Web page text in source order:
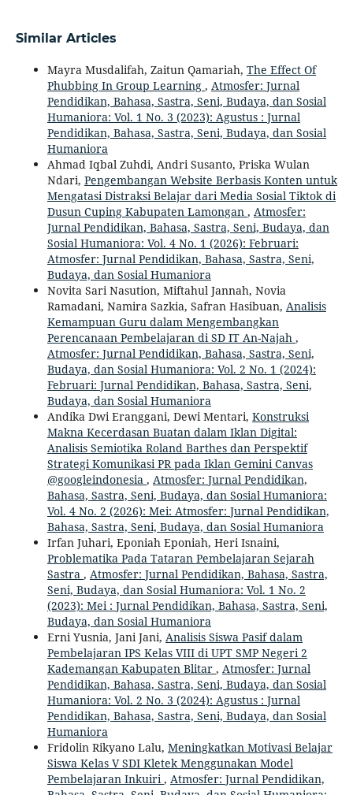
Similar Articles
Mayra Musdalifah, Zaitun Qamariah, The Effect Of
Phubbing In Group Learning , Atmosfer: Jurnal
Pendidikan, Bahasa, Sastra, Seni, Budaya, dan Sosial
Humaniora: Vol. 1 No. 3 (2023): Agustus : Jurnal
Pendidikan, Bahasa, Sastra, Seni, Budaya, dan Sosial
Humaniora
Ahmad Iqbal Zuhdi, Andri Susanto, Priska Wulan
Ndari, Pengembangan Website Berbasis Konten untuk
Mengatasi Distraksi Belajar dari Media Sosial Tiktok di
Dusun Cuping Kabupaten Lamongan , Atmosfer:
Jurnal Pendidikan, Bahasa, Sastra, Seni, Budaya, dan
Sosial Humaniora: Vol. 4 No. 1 (2026): Februari:
Atmosfer: Jurnal Pendidikan, Bahasa, Sastra, Seni,
Budaya, dan Sosial Humaniora
Novita Sari Nasution, Miftahul Jannah, Novia
Ramadani, Namira Sazkia, Safran Hasibuan, Analisis
Kemampuan Guru dalam Mengembangkan
Perencanaan Pembelajaran di SD IT An-Najah ,
Atmosfer: Jurnal Pendidikan, Bahasa, Sastra, Seni,
Budaya, dan Sosial Humaniora: Vol. 2 No. 1 (2024):
Februari: Jurnal Pendidikan, Bahasa, Sastra, Seni,
Budaya, dan Sosial Humaniora
Andika Dwi Eranggani, Dewi Mentari, Konstruksi
Makna Kecerdasan Buatan dalam Iklan Digital:
Analisis Semiotika Roland Barthes dan Perspektif
Strategi Komunikasi PR pada Iklan Gemini Canvas
@googleindonesia , Atmosfer: Jurnal Pendidikan,
Bahasa, Sastra, Seni, Budaya, dan Sosial Humaniora:
Vol. 4 No. 2 (2026): Mei: Atmosfer: Jurnal Pendidikan,
Bahasa, Sastra, Seni, Budaya, dan Sosial Humaniora
Irfan Juhari, Eponiah Eponiah, Heri Isnaini,
Problematika Pada Tataran Pembelajaran Sejarah
Sastra , Atmosfer: Jurnal Pendidikan, Bahasa, Sastra,
Seni, Budaya, dan Sosial Humaniora: Vol. 1 No. 2
(2023): Mei : Jurnal Pendidikan, Bahasa, Sastra, Seni,
Budaya, dan Sosial Humaniora
Erni Yusnia, Jani Jani, Analisis Siswa Pasif dalam
Pembelajaran IPS Kelas VIII di UPT SMP Negeri 2
Kademangan Kabupaten Blitar , Atmosfer: Jurnal
Pendidikan, Bahasa, Sastra, Seni, Budaya, dan Sosial
Humaniora: Vol. 2 No. 3 (2024): Agustus : Jurnal
Pendidikan, Bahasa, Sastra, Seni, Budaya, dan Sosial
Humaniora
Fridolin Rikyano Lalu, Meningkatkan Motivasi Belajar
Siswa Kelas V SDI Kletek Menggunakan Model
Pembelajaran Inkuiri, Atmosfer: Jurnal Pendidikan,